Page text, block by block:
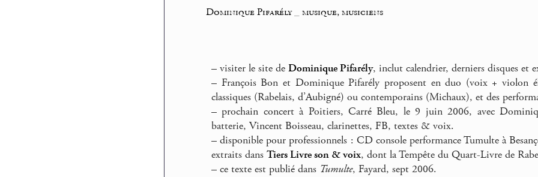
Dominique Pifarély_musique, musiciens
– visiter le site de Dominique Pifarély, inclut calendrier, derniers disques et
– François Bon et Dominique Pifarély proposent en duo (voix + violon
classiques (Rabelais, d’Aubigné) ou contemporains (Michaux), et des
– prochain concert à Poitiers, Carré Bleu, le 9 juin 2006, avec
batterie, Vincent Boisseau, clarinettes, FB, textes & voix.
– disponible pour professionnels : CD console performance Tumulte à
extraits dans Tiers Livre son & voix, dont la Tempête du Quart-Livre de
– ce texte est publié dans Tumulte, Fayard, sept 2006.